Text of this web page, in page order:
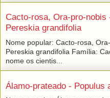
Cacto-rosa, Ora-pro-nobis
Pereskia grandifolia
Nome popular: Cacto-rosa,
Pereskia grandifolia Família:
nome os cientis...
Álamo-prateado - Populus